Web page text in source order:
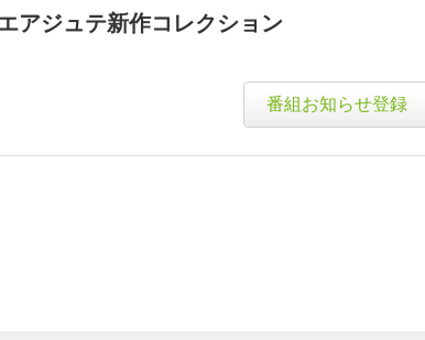
アジュテ新作コレクション
番組お知らせ登録